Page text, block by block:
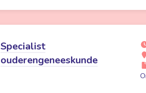
Specialist
ouderengeneeskunde